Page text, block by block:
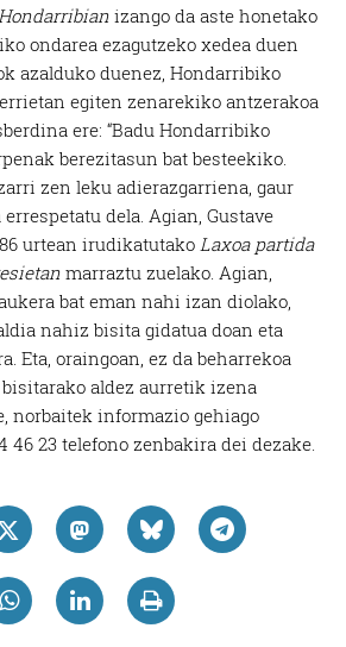
izango da aste honetako
ondarea ezagutzeko xedea duen
azalduko duenez, Hondarribiko
egiten zenarekiko antzerakoa
ere: “Badu Hondarribiko
berezitasun bat besteekiko.
zen leku adierazgarriena, gaur
dela. Agian, Gustave
urtean irudikatutako Laxoa partida
marraztu zuelako. Agian,
bat eman nahi izan diolako,
nahiz bisita gidatua doan eta
Eta, oraingoan, ez da beharrekoa
aldez aurretik izena
norbaitek informazio gehiago
46 23 telefono zenbakira dei dezake.